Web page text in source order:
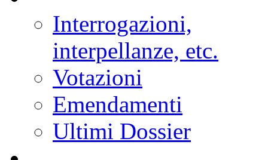
Assemblea
Commissioni
Eventi
Conferenze stampa